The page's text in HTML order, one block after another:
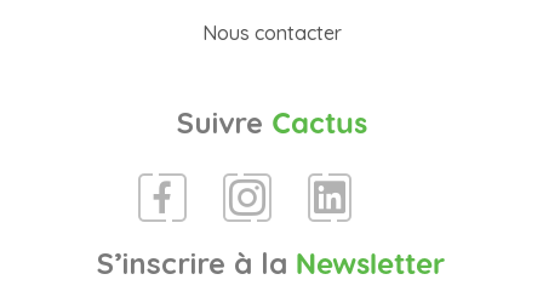
Nous contacter
Suivre Cactus
S’inscrire à la Newsletter